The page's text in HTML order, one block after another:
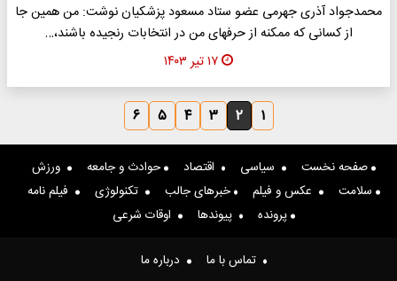
محمدجواد آذری جهرمی عضو ستاد مسعود پزشکیان نوشت: من همین جا
از کسانی که ممکنه از حرفهای من در انتخابات رنجیده باشند،…
۱۷ تیر ۱۴۰۳
۱ ۲ ۳ ۴ ۵ ۶
صفحه نخست سیاسی اقتصاد حوادث و جامعه
ورزش
سلامت
عکس و فیلم خبرهای جالب تکنولوژی
فیلم نامه
پرونده
پیوندها اوقات شرعی
تماس با ما درباره ما